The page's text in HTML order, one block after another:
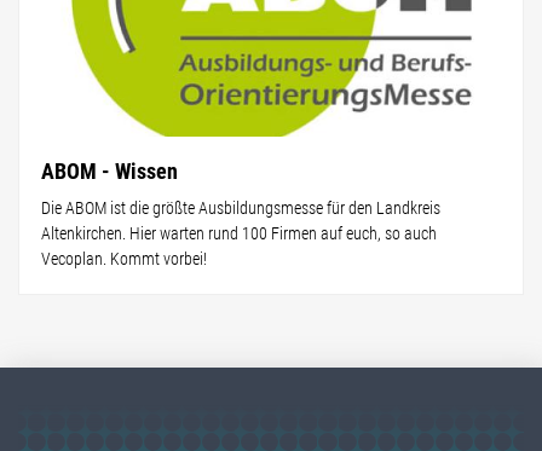
ABOM - Wissen
Die ABOM ist die größte Ausbildungsmesse für den Landkreis
Altenkirchen. Hier warten rund 100 Firmen auf euch, so auch
Vecoplan. Kommt vorbei!